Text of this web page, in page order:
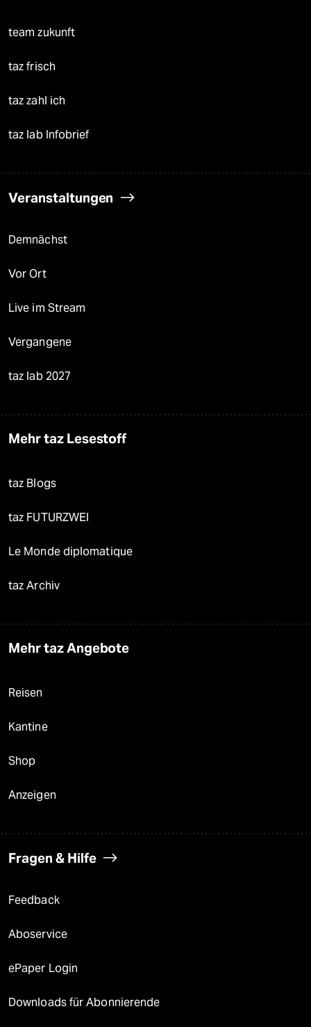
team zukunft
taz frisch
taz zahl ich
taz lab Infobrief
Veranstaltungen
Demnächst
Vor Ort
Live im Stream
Vergangene
taz lab 2027
Mehr taz Lesestoff
taz Blogs
taz FUTURZWEI
Le Monde diplomatique
taz Archiv
Mehr taz Angebote
Reisen
Kantine
Shop
Anzeigen
Fragen & Hilfe
Feedback
Aboservice
ePaper Login
Downloads für Abonnierende